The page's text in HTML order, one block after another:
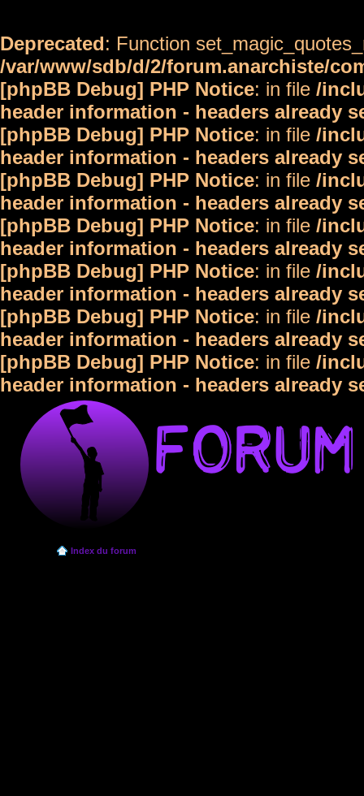
Deprecated: Function
/var/www/sdb/d/2/forum.anarchiste/
[phpBB Debug] PHP Notice: in file /
header information - headers already
[phpBB Debug] PHP Notice: in file /
header information - headers already
[phpBB Debug] PHP Notice: in file /
header information - headers already
[phpBB Debug] PHP Notice: in file /
header information - headers already
[phpBB Debug] PHP Notice: in file /
header information - headers already
[phpBB Debug] PHP Notice: in file /
header information - headers already
[phpBB Debug] PHP Notice: in file /
header information - headers already
Index du forum